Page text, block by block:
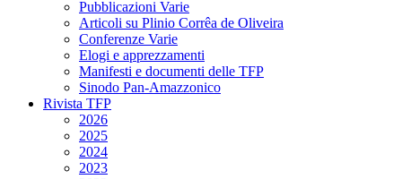
Pubblicazioni Varie
Articoli su Plinio Corrêa de Oliveira
Conferenze Varie
Elogi e apprezzamenti
Manifesti e documenti delle TFP
Sinodo Pan-Amazzonico
Rivista TFP
2026
2025
2024
2023